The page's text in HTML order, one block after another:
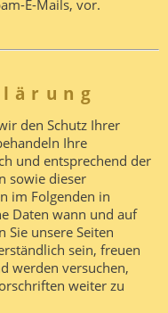
E-Mails, vor.
den Schutz Ihrer
Ihre
und entsprechend der
sowie dieser
im Folgenden in
Daten wann und auf
Sie unsere Seiten
sein, freuen
werden versuchen,
weiter zu